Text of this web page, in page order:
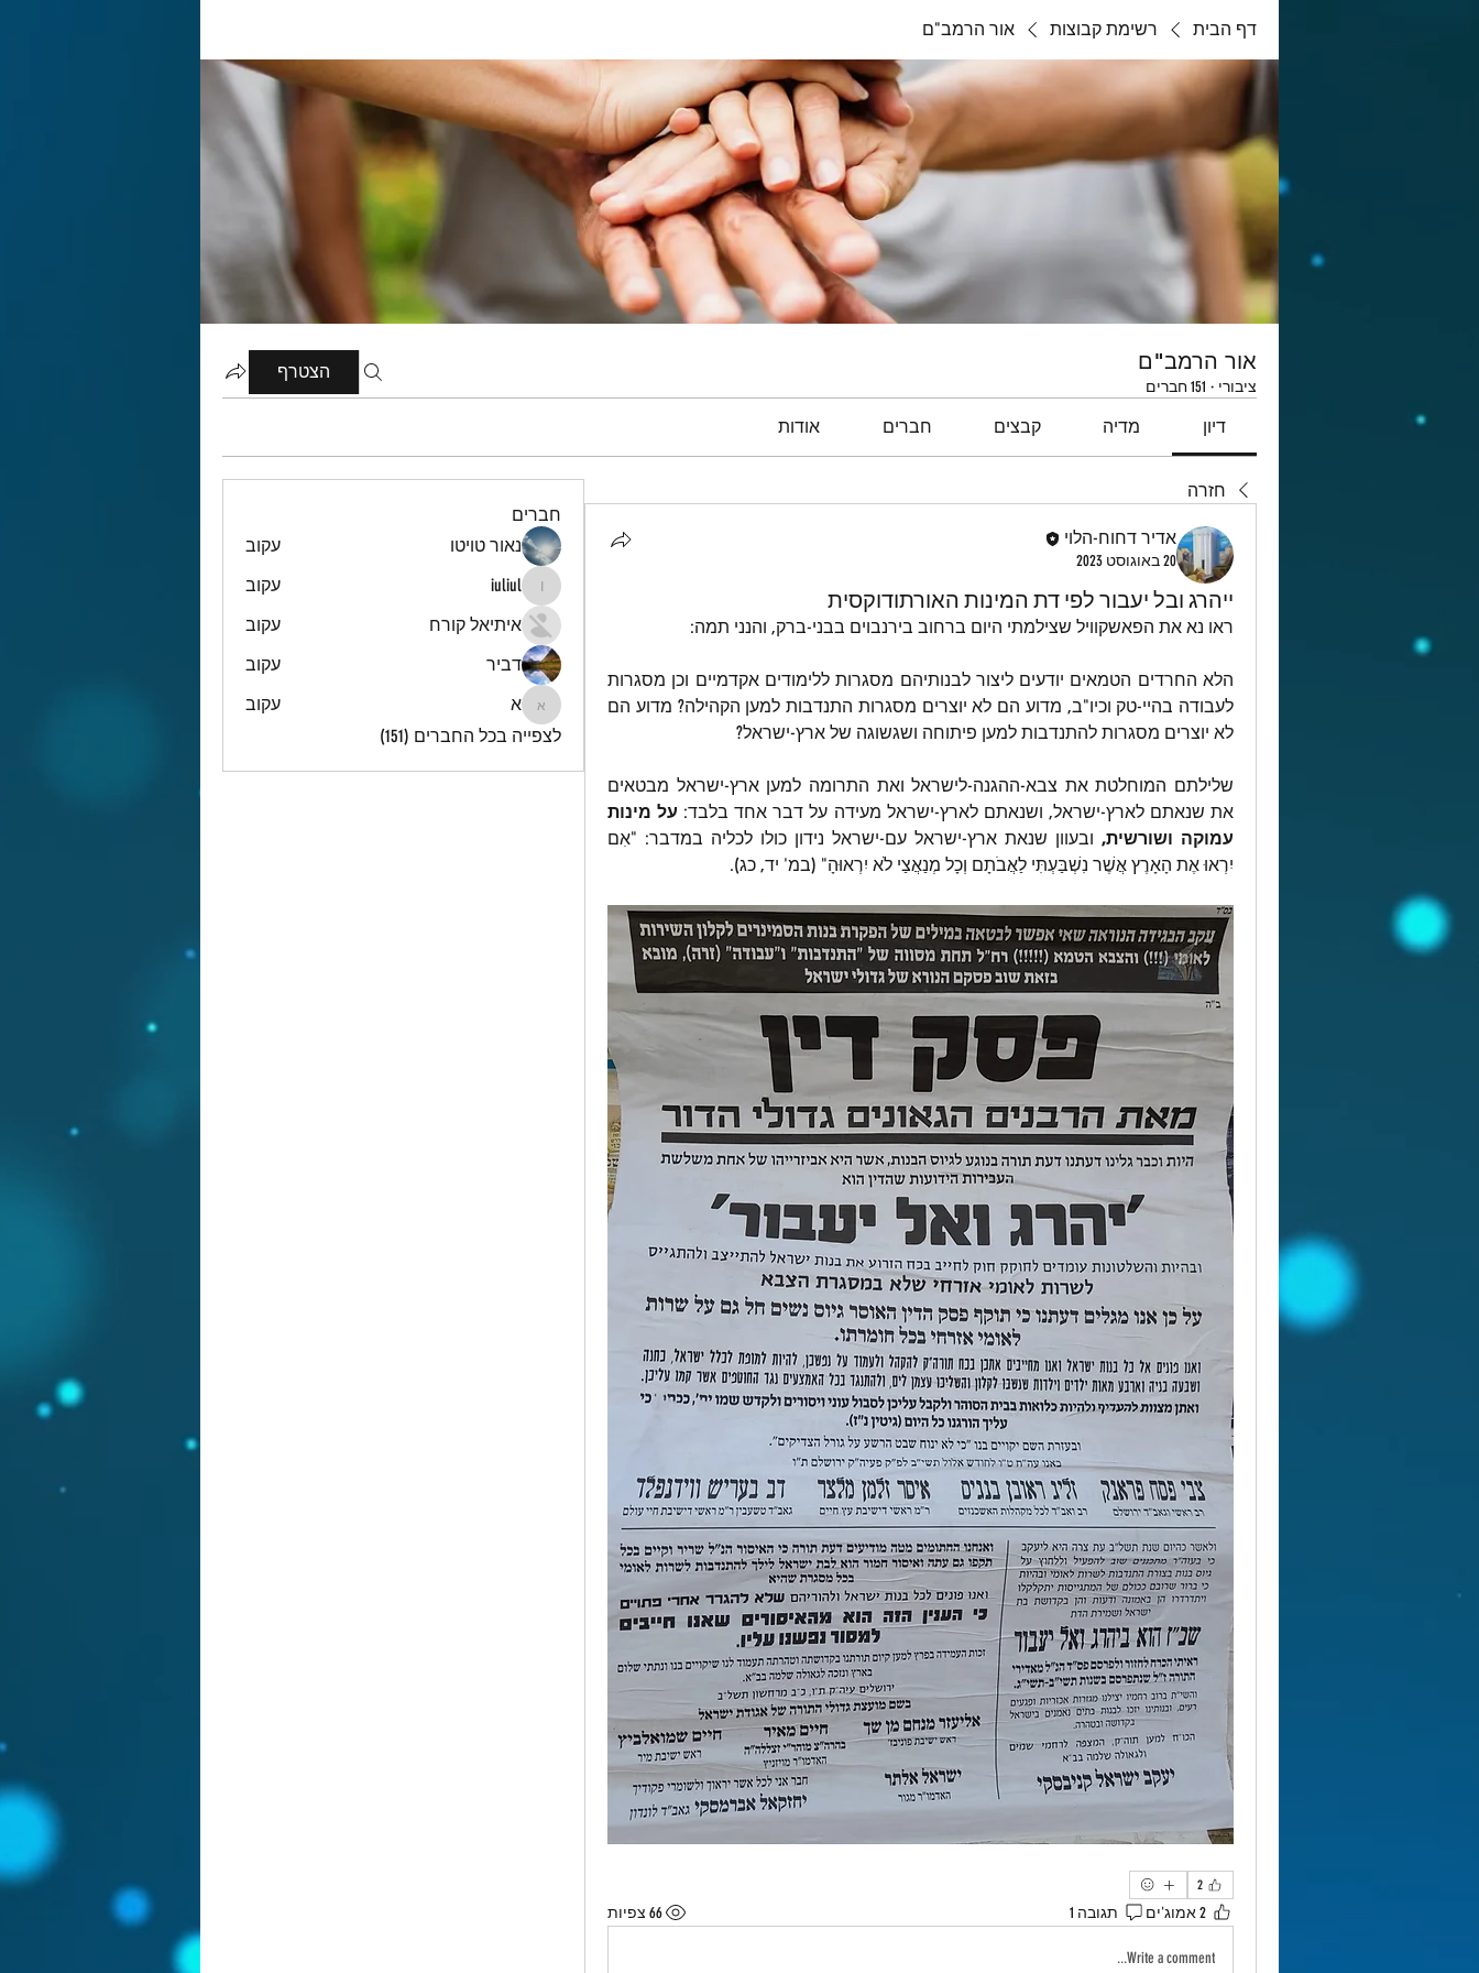
דף הבית רשימת קבוצות אור הרמב"ם
אור הרמב"ם
ציבורי · 151 חברים
הצטרף
דיון מדיה קבצים חברים אודות
חזרה
אדיר דחוח-הלוי
20 באוגוסט 2023
ייהרג ובל יעבור לפי דת המינות האורתודוקסית
ראו נא את הפאשקוויל שצילמתי היום ברחוב בירנבוים בבני-ברק, והנני תמה:
הלא החרדים הטמאים יודעים ליצור לבנותיהם מסגרות ללימודים אקדמיים וכן מסגרות
לא יוצרים מסגרות להתנדבות למען פיתוחה ושגשוגה של ארץ-ישראל?
את שנאתם לארץ-ישראל, ושנאתם לארץ-ישראל מעידה על דבר אחד בלבד:
על מינות
עמוקה ושורשית,
יִרְאוּ אֶת הָאָרֶץ אֲשֶׁר נִשְׁבַּעְתִּי לַאֲבֹתָם וְכָל מְנַאֲצַי לֹא יִרְאוּהָ" (במ' יד, כג).
2
2 אמוג'ים תגובה 1 66 צפיות
Write a comment...
חברים
נאור טויטו
עקוב
iuliul
iuliul
עקוב
איתיאל קורח
עקוב
דביר
עקוב
א
עקוב
לצפייה בכל החברים (151)